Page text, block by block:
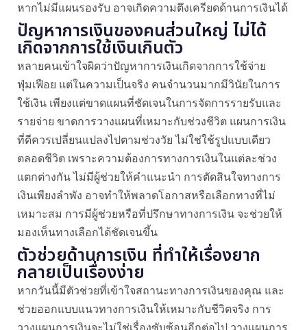
หากไม่มีแผนรองรับ อาจเกิดความตึงเครียดด้านการเงินได้
ปัญหาการเงินของคนส่วนใหญ่ ไม่ได้
เกิดจากการใช้เงินเกินตัว
หลายคนเข้าใจผิดว่าปัญหาการเงินเกิดจากการใช้จ่าย
ฟุ่มเฟือย แต่ในความเป็นจริง คนจำนวนมากมีวินัยในการ
ใช้เงิน เพียงแต่ขาดแผนที่ชัดเจนในการจัดการรายรับและ
รายจ่าย ขาดการวางแผนที่เหมาะกับช่วงชีวิต แผนการเงิน
ที่ดีควรเปลี่ยนแปลงไปตามช่วงวัย ไม่ใช่ใช้รูปแบบเดียว
ตลอดชีวิต เพราะความต้องการทางการเงินในแต่ละช่วง
แตกต่างกัน ไม่มีผู้ช่วยให้คำแนะนำ การตัดสินใจทางการ
เงินเพียงลำพัง อาจทำให้พลาดโอกาสหรือเลือกทางที่ไม่
เหมาะสม การมีผู้ช่วยหรือที่ปรึกษาทางการเงิน จะช่วยให้
มองเห็นทางเลือกได้ชัดเจนขึ้น
ตัวช่วยด้านการเงิน ที่ทำให้เรื่องยาก
กลายเป็นเรื่องง่าย
หากวันนี้มีตัวช่วยที่เข้าใจสถานะทางการเงินของคุณ และ
ช่วยออกแบบแนวทางการเงินให้เหมาะกับชีวิตจริง การ